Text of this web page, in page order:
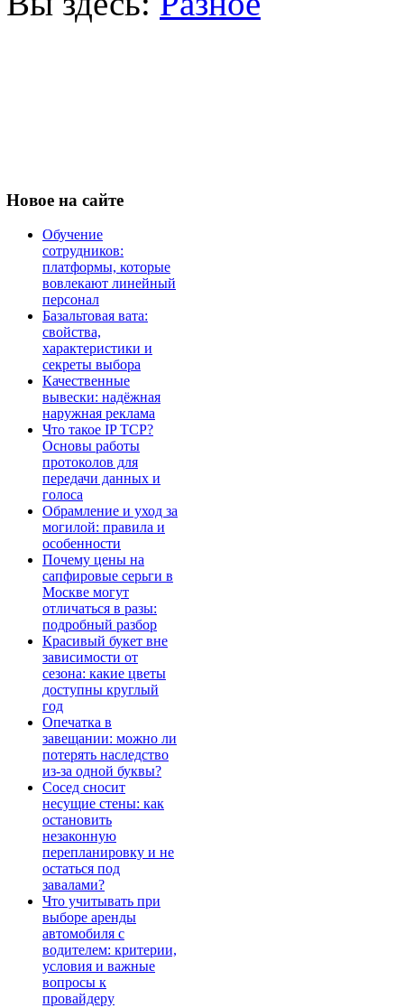
Новое на сайте
Обучение
сотрудников:
платформы, которые
вовлекают линейный
персонал
Базальтовая вата:
свойства,
характеристики и
секреты выбора
Качественные
вывески: надёжная
наружная реклама
Что такое IP TCP?
Основы работы
протоколов для
передачи данных и
голоса
Обрамление и уход за
могилой: правила и
особенности
Почему цены на
сапфировые серьги в
Москве могут
отличаться в разы:
подробный разбор
Красивый букет вне
зависимости от
сезона: какие цветы
доступны круглый
год
Опечатка в
завещании: можно ли
потерять наследство
из-за одной буквы?
Сосед сносит
несущие стены: как
остановить
незаконную
перепланировку и не
остаться под
завалами?
Что учитывать при
выборе аренды
автомобиля с
водителем: критерии,
условия и важные
вопросы к
провайдеру